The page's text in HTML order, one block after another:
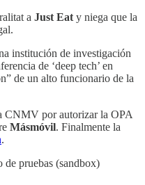
a Just Eat y niega que la
institución de investigación
de ‘deep tech’ en
de un alto funcionario de la
CNMV por autorizar la OPA
Másmóvil. Finalmente la
.
de pruebas (sandbox)